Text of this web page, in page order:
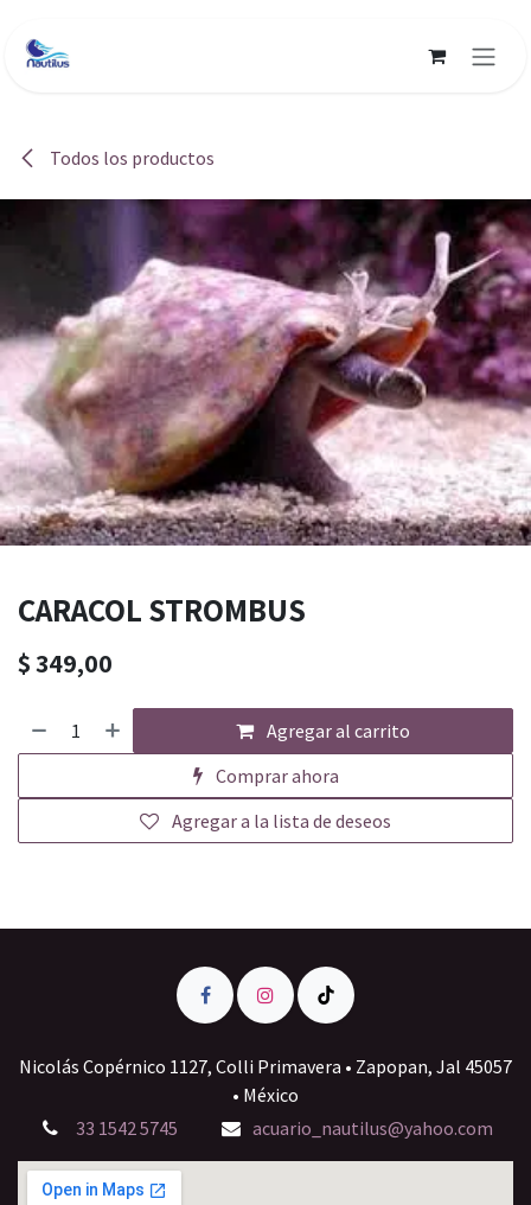
Todos los productos
CARACOL STROMBUS
$349,00
Agregar al carrito
Comprar ahora
Agregar a la lista de deseos
Nicolás Copérnico 1127, Colli Primavera • Zapopan, Jal 45057
• México
33 1542 5745
acuario_nautilus@yahoo.com